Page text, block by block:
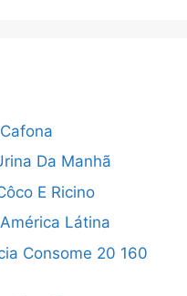
Da Manhã
E Ricino
Látina
Consome 20 160